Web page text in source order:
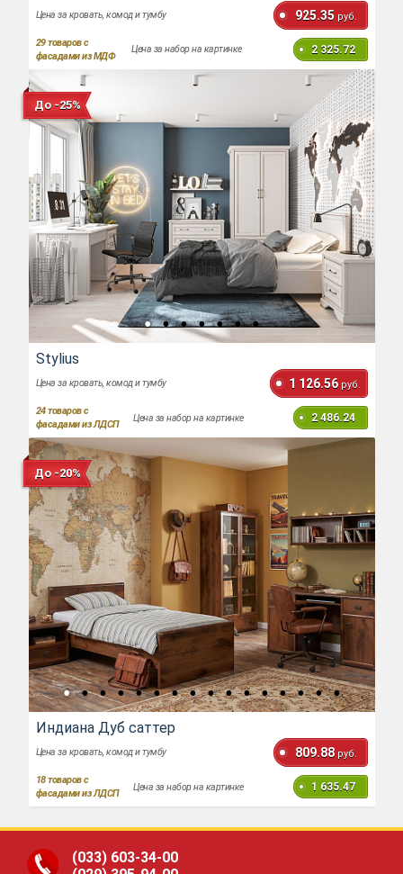
Цена за кровать, комод и тумбу 925.35 руб.
29товаров с
фасадами из МДФ
Цена за набор на картинке 2 325.72
До -25%
Stylius
Цена за кровать, комод и тумбу 1 126.56 руб.
24товаров с
фасадами из ЛДСП
Цена за набор на картинке 2 486.24
До -20%
Индиана Дуб саттер
Цена за кровать, комод и тумбу 809.88 руб.
18товаров с
фасадами из ЛДСП
Цена за набор на картинке 1 635.47
(033) 603-34-00